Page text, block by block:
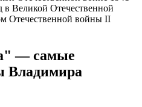
в Великой Отечественной
Отечественной войны II
— самые
Владимира